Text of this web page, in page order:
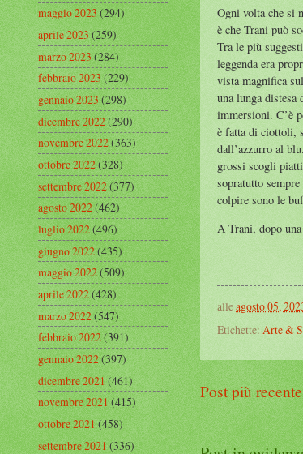
Ogni volta che si
è che Trani può
Tra le più
leggenda era
vista magnifica
una lunga distesa
immersioni. C’è
è fatta di ciottoli,
dall’azzurro al
grossi scogli
sopratutto
colpire sono le
A Trani, dopo
alleagosto 05,
Etichette: Arte &
Post più recente
maggio 2023(294)
aprile 2023(259)
marzo 2023(284)
febbraio 2023(229)
gennaio 2023(298)
dicembre 2022(290)
novembre 2022(363)
ottobre 2022(328)
settembre 2022(377)
agosto 2022(462)
luglio 2022(496)
giugno 2022(435)
maggio 2022(509)
aprile 2022(428)
marzo 2022(547)
febbraio 2022(391)
gennaio 2022(397)
dicembre 2021(461)
novembre 2021(415)
ottobre 2021(458)
settembre 2021(336)